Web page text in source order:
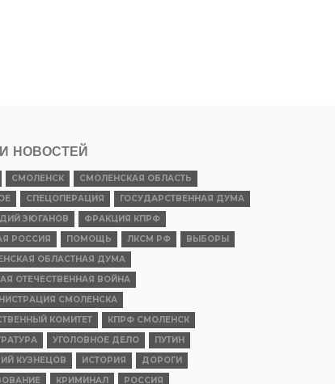
НОВОСТЕЙ
СМОЛЕНСК
СМОЛЕНСКАЯ ОБЛАСТЬ
СПЕЦОПЕРАЦИЯ
ГОСУДАРСТВЕННАЯ ДУМА
ЗЮГАНОВ
ФРАКЦИЯ КПРФ
РОССИЯ
ПОМОЩЬ ЛКСМ РФ
ВЫБОРЫ
ОБЛАСТНАЯ ДУМА
ОТЕЧЕСТВЕННАЯ ВОЙНА
СМОЛЕНСКА
КОМИТЕТ
КПРФ СМОЛЕНСК
УГОЛОВНОЕ ДЕЛО
ПУТИН
КУЗНЕЦОВ
ИСТОРИЯ
ДОРОГИ
КРИМИНАЛ РОССИЯ